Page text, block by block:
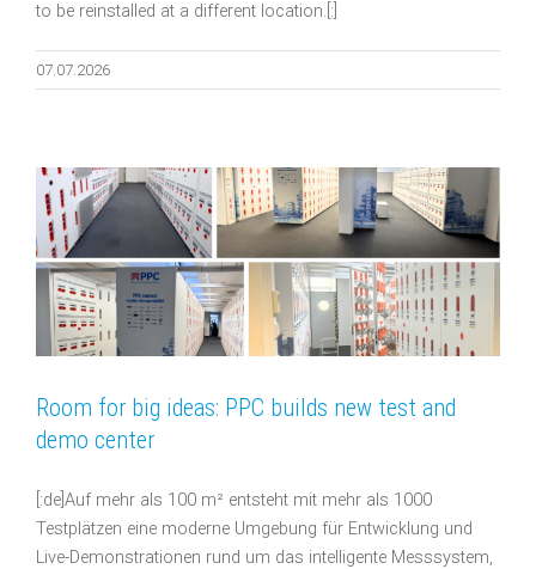
to be reinstalled at a different location.[:]
07.07.2026
Room for big ideas: PPC builds new test and
demo center
[:de]Auf mehr als 100 m² entsteht mit mehr als 1000
Testplätzen eine moderne Umgebung für Entwicklung und
Live-Demonstrationen rund um das intelligente Messsystem,